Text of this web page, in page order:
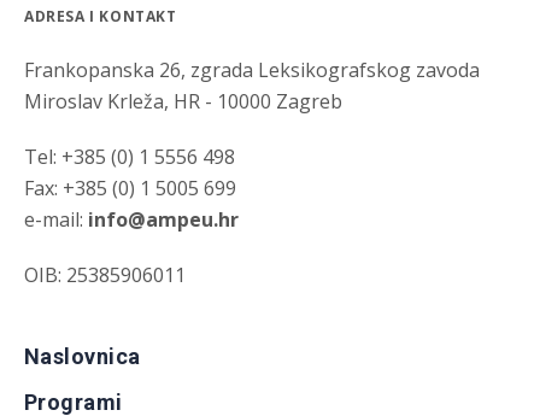
ADRESA I KONTAKT
Frankopanska 26, zgrada Leksikografskog zavoda
Miroslav Krleža, HR - 10000 Zagreb
Tel: +385 (0) 1 5556 498
Fax: +385 (0) 1 5005 699
e-mail: info@ampeu.hr
OIB: 25385906011
Naslovnica
Programi